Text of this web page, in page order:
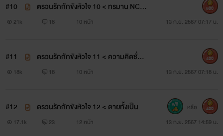
#10
ตรวนรักกักขังหัวใจ 10 < ทรมาน NC+
++
21k 18 10 หน้า 13 ก.ย. 2567 07:17 น.
500
#11
ตรวนรักกักขังหัวใจ 11 < ความคิดชั่ววู
บ NC++
18k 18 10 หน้า 13 ก.ย. 2567 07:18 น.
400
#12 ตรวนรักกักขังหัวใจ 12 < ตายทั้งเป็น
17.1k 23 12 หน้า 13 ก.ย. 2567 14:59 น.
หรือ 400